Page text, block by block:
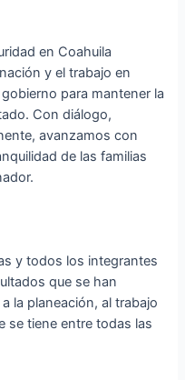
en Coahuila
y el trabajo en
para mantener la
Con diálogo,
avanzamos con
de las familias
y todos los integrantes
que se han
la planeación, al trabajo
se tiene entre todas las